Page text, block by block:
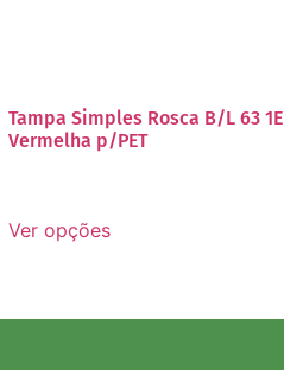
Tampa Simples Rosca B/L 63 1E
Vermelha p/PET
Ver opções